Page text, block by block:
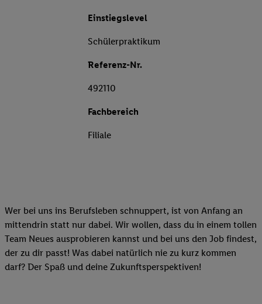
Einstiegslevel
Schülerpraktikum
Referenz-Nr.
492110
Fachbereich
Filiale
Wer bei uns ins Berufsleben schnuppert, ist von Anfang an
mittendrin statt nur dabei. Wir wollen, dass du in einem tollen
Team Neues ausprobieren kannst und bei uns den Job findest,
der zu dir passt! Was dabei natürlich nie zu kurz kommen
darf? Der Spaß und deine Zukunftsperspektiven!